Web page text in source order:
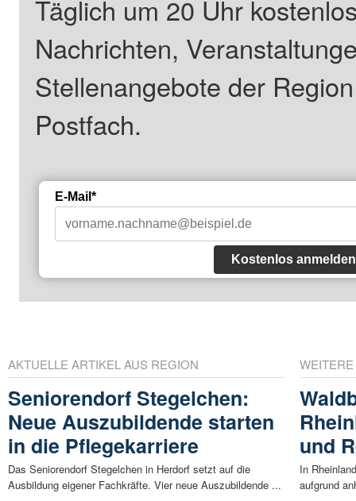
Täglich um 20 Uhr
Nachrichten,
Stellenangebote der
Postfach.
E-Mail*
Kostenlos anmelden
AKTUELLE ARTIKEL AUS REGION
Seniorendorf Stegelchen:
Neue Auszubildende starten
in die Pflegekarriere
Das Seniorendorf Stegelchen in Herdorf setzt auf die
Ausbildung eigener Fachkräfte. Vier neue Auszubildende ...
und
In
aufgrund